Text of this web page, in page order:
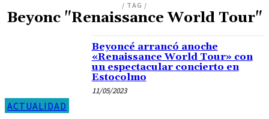
/ TAG /
Beyonc "Renaissance World Tour"
ACTUALIDAD
Beyoncé arrancó anoche
«Renaissance World Tour» con
un espectacular concierto en
Estocolmo
11/05/2023